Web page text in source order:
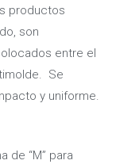
productos
son
entre el
Se
y uniforme.
de “M” para